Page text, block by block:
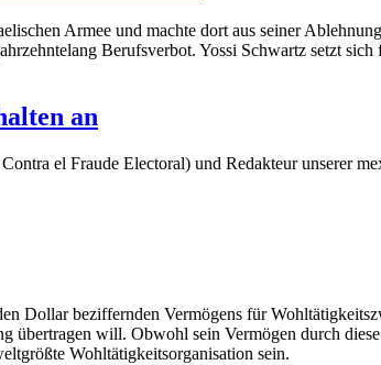
Armee und machte dort aus seiner
Berufsverbot. Yossi Schwartz setzt sich
an
el Fraude Electoral) und Redakteur unserer
Dollar beziffernden Vermögens für
übertragen will. Obwohl sein Vermögen durch
Wohltätigkeitsorganisation sein.